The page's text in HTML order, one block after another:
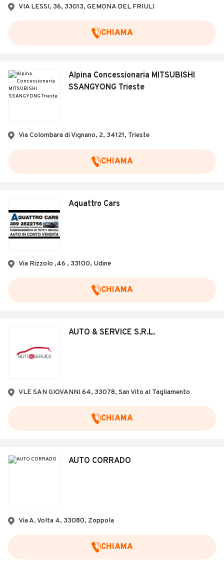
VIA LESSI, 36, 33013, GEMONA DEL FRIULI
CHIAMA
Alpina Concessionaria MITSUBISHI
SSANGYONG Trieste
Via Colombara di Vignano, 2, 34121, Trieste
CHIAMA
Aquattro Cars
Via Rizzolo ,46 , 33100, Udine
CHIAMA
AUTO & SERVICE S.R.L.
VLE SAN GIOVANNI 64, 33078, San Vito al Tagliamento
CHIAMA
AUTO CORRADO
Via A. Volta 4, 33080, Zoppola
CHIAMA